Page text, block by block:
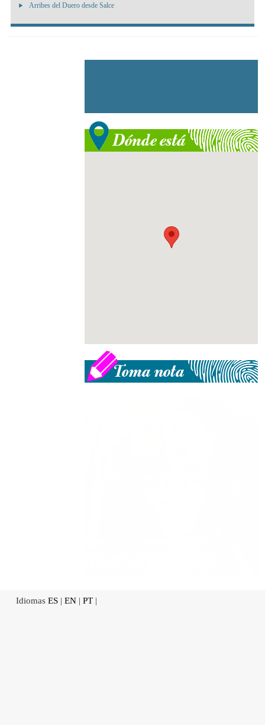
Arribes del Duero desde Salce
Idiomas ES | EN | PT |